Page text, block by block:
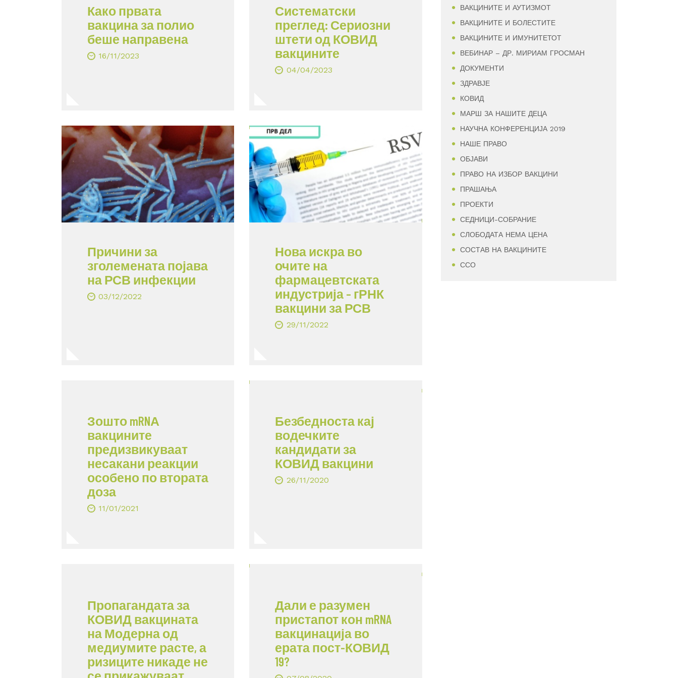
Како првата
вакцина за полио
беше направена
16/11/2023
Систематски
преглед: Сериозни
штети од КОВИД
вакцините
04/04/2023
Причини за
зголемената појава
на РСВ инфекции
03/12/2022
Нова искра во
очите на
фармацевтската
индустрија – гРНК
вакцини за РСВ
29/11/2022
Зошто mRNА
вакцините
предизвикуваат
несакани реакции
особено по втората
доза
11/01/2021
Безбедноста кај
водечките
кандидати за
КОВИД вакцини
26/11/2020
Пропагандата за
КОВИД вакцината
на Модерна од
медиумите расте, а
ризиците никаде не
Дали е разумен
пристапот кон mRNA
вакцинација во
ерата пост-КОВИД
19?
ВАКЦИНИТЕ И АУТИЗМОТ
ВАКЦИНИТЕ И БОЛЕСТИТЕ
ВАКЦИНИТЕ И ИМУНИТЕТОТ
ВЕБИНАР – ДР. МИРИАМ ГРОСМАН
ДОКУМЕНТИ
ЗДРАВЈЕ
КОВИД
МАРШ ЗА НАШИТЕ ДЕЦА
НАУЧНА КОНФЕРЕНЦИЈА 2019
НАШЕ ПРАВО
ОБЈАВИ
ПРАВО НА ИЗБОР ВАКЦИНИ
ПРАШАЊА
ПРОЕКТИ
СЕДНИЦИ-СОБРАНИЕ
СЛОБОДАТА НЕМА ЦЕНА
СОСТАВ НА ВАКЦИНИТЕ
ССО